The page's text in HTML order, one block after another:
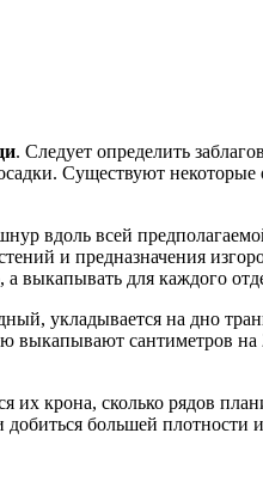
. Следует определить
Существуют
вдоль всей
и предназначения
выкапывать для каждого
укладывается на дно
сантиметров
крона, сколько рядов
большей